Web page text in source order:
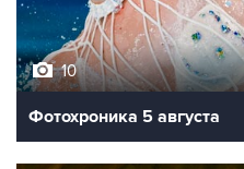
10
Фотохроника 5 августа